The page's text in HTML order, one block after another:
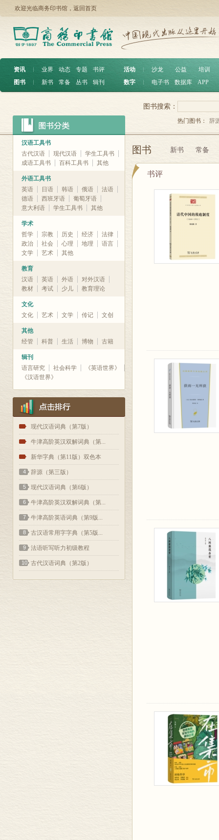
欢迎光临商务印书馆， 返回首页
资讯 ︱ 业界 动态 专题
书评
图书
︱ 新书 常备 丛书 辑刊
活动 沙龙 公益
培训
数字
电子书 数据库 APP
汉语工具书
古代汉语
现代汉语
学生工具书
成语工具书
百科工具书 其他
外语工具书
英语
日语 韩语 俄语
法语
德语
西班牙语
葡萄牙语
意大利语
学生工具书 其他
学术
哲学
宗教 历史 经济
法律
政治
社会 心理 地理
语言
文学
艺术 其他
教育
汉语
英语 外语
对外汉语
教材
考试 少儿 教育理论
文化
文化
艺术 文学 传记 文创
其他
经管
科普 生活 博物 古籍
辑刊
语言研究
社会科学
《英语世界》
《汉语世界》
1 现代汉语词典（第7版）
2 牛津高阶英汉双解词典（第...
3 新华字典（第11版）双色本
4 辞源（第三版）
5 现代汉语词典（第6版）
6 牛津高阶英汉双解词典（第...
7 牛津高阶英语词典（第9版...
8 古汉语常用字字典（第5版...
9 法语听写听力初级教程
10 古代汉语词典（第2版）
图书搜索：
热门图书： 辞
图书 新书 常备
书评